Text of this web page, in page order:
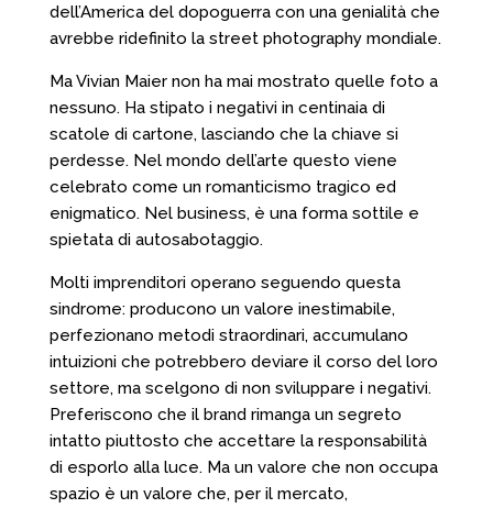
dell’America del dopoguerra con una genialità che
avrebbe ridefinito la street photography mondiale.
Ma Vivian Maier non ha mai mostrato quelle foto a
nessuno. Ha stipato i negativi in centinaia di
scatole di cartone, lasciando che la chiave si
perdesse. Nel mondo dell’arte questo viene
celebrato come un romanticismo tragico ed
enigmatico. Nel business, è una forma sottile e
spietata di autosabotaggio.
Molti imprenditori operano seguendo questa
sindrome: producono un valore inestimabile,
perfezionano metodi straordinari, accumulano
intuizioni che potrebbero deviare il corso del loro
settore, ma scelgono di non sviluppare i negativi.
Preferiscono che il brand rimanga un segreto
intatto piuttosto che accettare la responsabilità
di esporlo alla luce. Ma un valore che non occupa
spazio è un valore che, per il mercato,